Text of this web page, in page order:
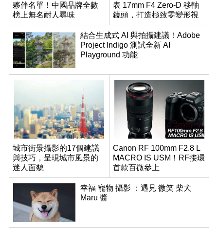
夥伴名單！中國品牌全數
榜上無名耐人尋味
表 17mm F4 Zero-D 移軸
鏡頭，打造極致零變形視
野
結合生成式 AI 與拍攝建議！Adobe
Project Indigo 測試全新 AI
Playground 功能
城市街景攝影的17個建議
與技巧，呈現城市風景的
迷人面貌
Canon RF 100mm F2.8 L
MACRO IS USM！RF接環
首款百微參上
幸福 寵物 攝影 ：遇見 微笑 柴犬
Maru 醬